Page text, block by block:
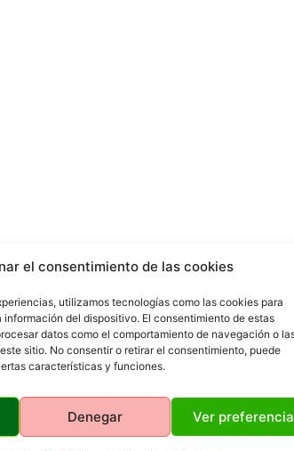
el consentimiento de las cookies
utilizamos tecnologías como las cookies para
del dispositivo. El consentimiento de estas
datos como el comportamiento de navegación o
sitio. No consentir o retirar el consentimiento, puede
características y funciones.
Denegar Ver